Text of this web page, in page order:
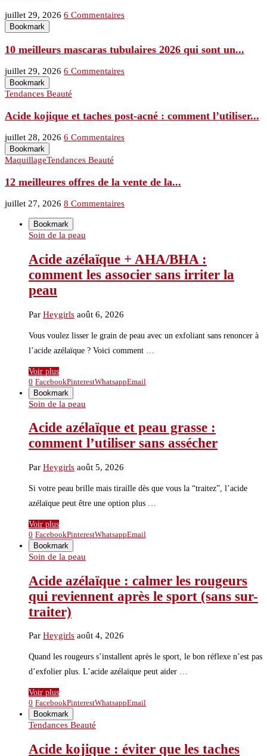
juillet 29, 2026 6 Commentaires
Bookmark
10 meilleurs mascaras tubulaires 2026 qui sont un...
juillet 29, 2026 6 Commentaires
Bookmark
Tendances Beauté
Acide kojique et taches post-acné : comment l’utiliser...
juillet 28, 2026 6 Commentaires
Bookmark
MaquillageTendances Beauté
12 meilleures offres de la vente de la...
juillet 27, 2026 8 Commentaires
Bookmark
Soin de la peau
Acide azélaïque + AHA/BHA :
comment les associer sans irriter la
peau
Par Heygirls août 6, 2026
Vous voulez lisser le grain de peau avec un exfoliant sans renoncer à
l’acide azélaïque ? Voici comment …
Voir plus
0 FacebookPinterestWhatsappEmail
Bookmark
Soin de la peau
Acide azélaïque et peau grasse :
comment l’utiliser sans assécher
Par Heygirls août 5, 2026
Si votre peau brille mais tiraille dès que vous la “traitez”, l’acide
azélaïque peut être une option plus …
Voir plus
0 FacebookPinterestWhatsappEmail
Bookmark
Soin de la peau
Acide azélaïque : calmer les rougeurs
qui reviennent après le sport (sans sur-
traiter)
Par Heygirls août 4, 2026
Quand les rougeurs s’installent après le sport, le bon réflexe n’est pas
d’exfolier plus. L’acide azélaïque peut aider …
Voir plus
0 FacebookPinterestWhatsappEmail
Bookmark
Tendances Beauté
Acide kojique : éviter que les taches